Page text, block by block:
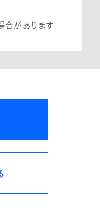
合があります